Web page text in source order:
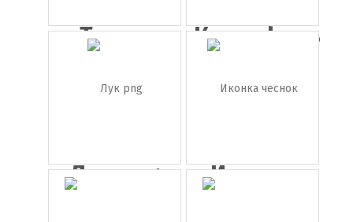
Тыква
Картофель
(картош...
Лук png
Иконка
чеснок